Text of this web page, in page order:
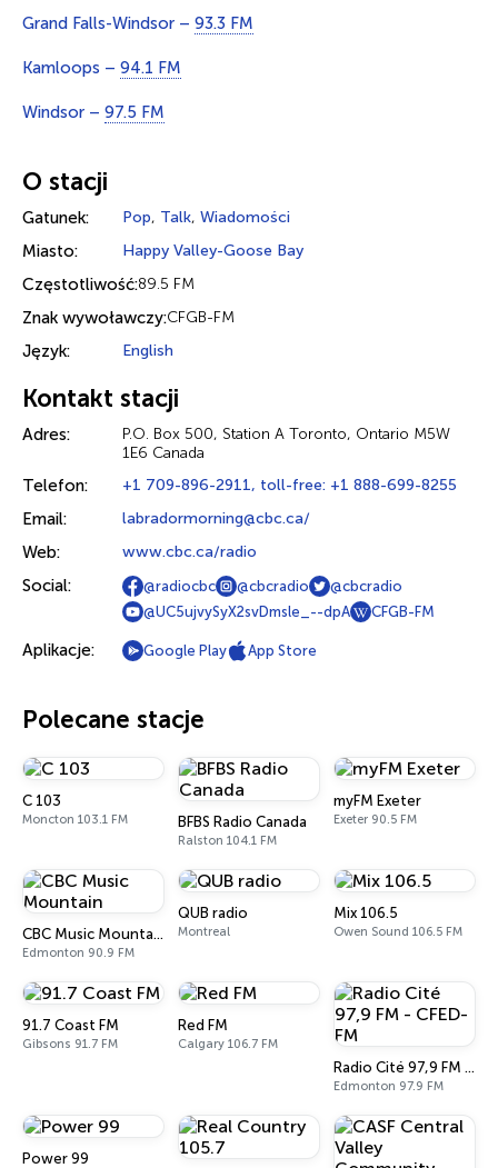
Grand Falls-Windsor – 93.3 FM
Kamloops – 94.1 FM
Windsor – 97.5 FM
O stacji
Gatunek: Pop, Talk, Wiadomości
Miasto: Happy Valley-Goose Bay
Częstotliwość:89.5 FM
Znak wywoławczy:CFGB-FM
Język: English
Kontakt stacji
Adres:
P.O. Box 500, Station A Toronto, Ontario M5W
1E6 Canada
Telefon: +1 709-896-2911, toll-free: +1 888-699-8255
Email: labradormorning@cbc.ca/
Web: www.cbc.ca/radio
Social: @radiocbc @cbcradio
@cbcradio
@UC5ujvySyX2svDmsle_--dpA
CFGB-FM
Aplikacje: Google Play App Store
Polecane stacje
C 103
Moncton 103.1 FM BFBS Radio Canada
Ralston 104.1 FM
myFM Exeter
Exeter 90.5 FM
CBC Music Mountain
Edmonton 90.9 FM
QUB radio
Montreal
Mix 106.5
Owen Sound 106.5 FM
91.7 Coast FM
Gibsons 91.7 FM
Red FM
Calgary 106.7 FM
Radio Cité 97,9 FM - CFED-FM
Edmonton 97.9 FM
Power 99